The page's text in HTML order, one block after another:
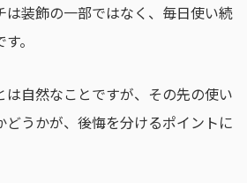
は装飾の一部ではなく、毎日使い続
。
は自然なことですが、その先の使い
うかが、後悔を分けるポイントに